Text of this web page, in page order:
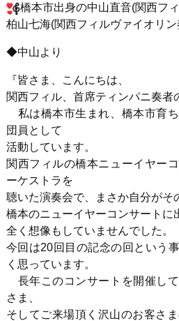
橋本市出身の中山直音(関西フ
柏山七海(関西フィルヴァイオリ
◆中山より
『皆さま、こんにちは、
関西フィル、首席ティンパニ奏者
私は橋本市生まれ、橋本市育
団員として
活動しています。
関西フィルの橋本ニューイヤー
ーケストラを
聴いた演奏会で、まさか自分がそ
橋本のニューイヤーコンサートに
全く想像もしていませんでした。
今回は20回目の記念の回という
く思っています。
長年このコンサートを開催し
さま、
そしてご来場頂く沢山のお客さ